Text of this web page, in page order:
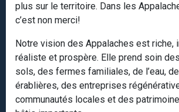
plus sur le territoire. Dans les
c’est non merci!
Notre vision des Appalaches est riche,
réaliste et prospère. Elle prend soin
sols, des fermes familiales, de l’eau,
érablières, des entreprises
communautés locales et des